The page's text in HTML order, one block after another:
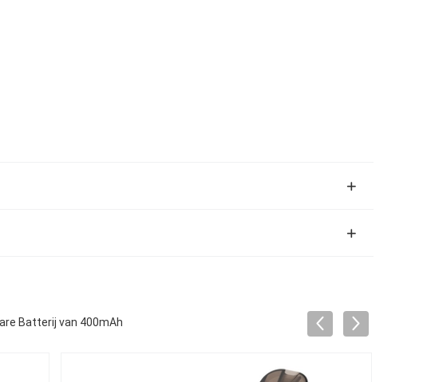
Batterij van 400mAh